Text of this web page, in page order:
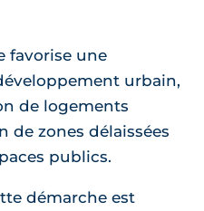
favorise une
urbain,
de logements
de zones délaissées
publics.
démarche est